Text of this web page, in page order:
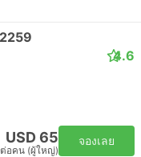
4.6
USD 65
ต่อคน (ผู้ใหญ่)
จองเลย